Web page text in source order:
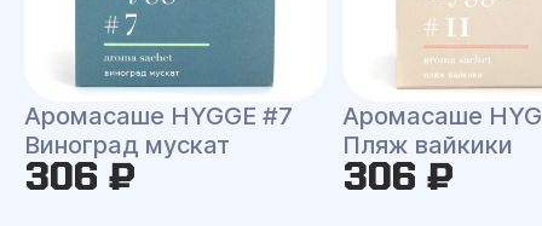
Аромасаше HYGGE #7
Виноград мускат
306 ₽
Аромасаше
Пляж вайкики
306 ₽